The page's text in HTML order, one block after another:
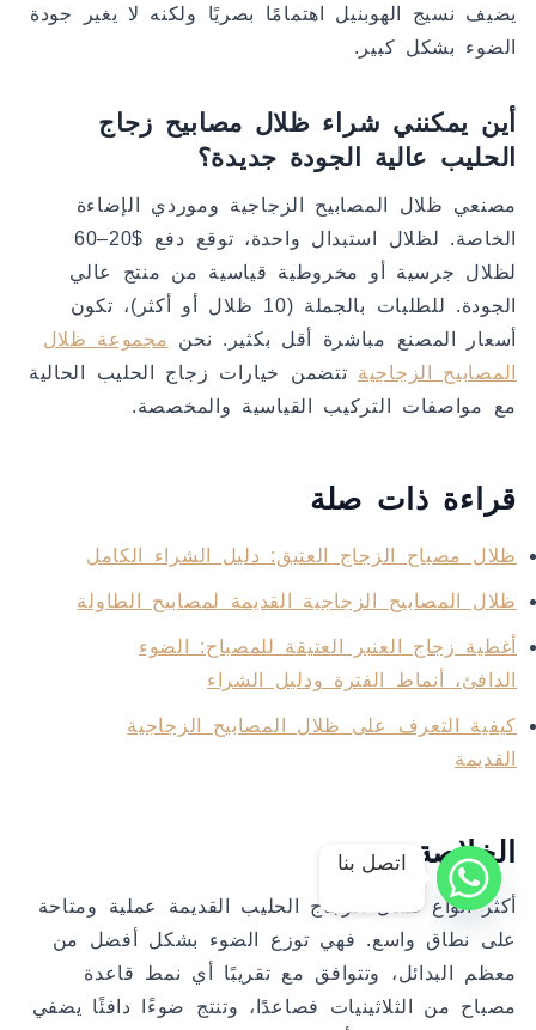
يضيف نسيج الهوبنيل اهتمامًا بصريًا ولكنه لا يغير جودة
الضوء بشكل كبير.
أين يمكنني شراء ظلال مصابيح زجاج
الحليب عالية الجودة جديدة؟
مصنعي ظلال المصابيح الزجاجية وموردي الإضاءة
الخاصة. لظلال استبدال واحدة، توقع دفع $20–60
لظلال جرسية أو مخروطية قياسية من منتج عالي
الجودة. للطلبات بالجملة (10 ظلال أو أكثر)، تكون
أسعار المصنع مباشرة أقل بكثير. نحن مجموعة ظلال
المصابيح الزجاجية تتضمن خيارات زجاج الحليب الحالية
مع مواصفات التركيب القياسية والمخصصة.
قراءة ذات صلة
ظلال مصباح الزجاج العتيق: دليل الشراء الكامل
ظلال المصابيح الزجاجية القديمة لمصابيح الطاولة
أغطية زجاج العنبر العتيقة للمصباح: الضوء
الدافئ، أنماط الفترة ودليل الشراء
كيفية التعرف على ظلال المصابيح الزجاجية
القديمة
الخلاصة
أكثر أنواع ظلال الزجاج الحليب القديمة عملية ومتاحة
على نطاق واسع. فهي توزع الضوء بشكل أفضل من
معظم البدائل، وتتوافق مع تقريبًا أي نمط قاعدة
مصباح من الثلاثينيات فصاعدًا، وتنتج ضوءًا دافئًا يضفي
اتصل بنا